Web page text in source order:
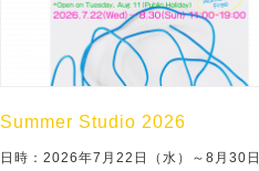
Summer Studio 2026
日時：2026年7月22日（水）～8月30日